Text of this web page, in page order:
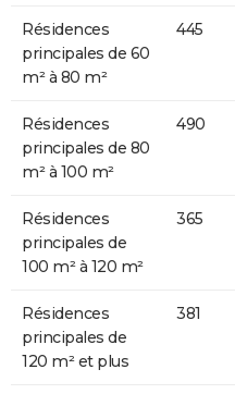
Résidences
principales de 60
m² à 80 m²
445
Résidences
principales de 80
m² à 100 m²
490
Résidences
principales de
100 m² à 120 m²
365
Résidences
principales de
120 m² et plus
381